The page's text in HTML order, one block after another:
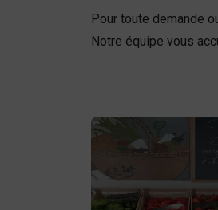
Pour toute demande
Notre équipe vous
fruits et légumes